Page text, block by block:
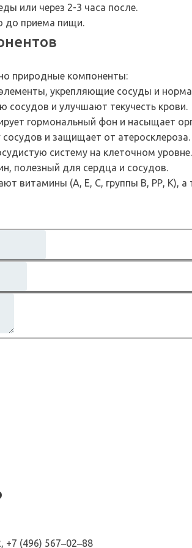
или через 2-3 часа после.
до приема пищи.
природные компоненты:
укрепляющие сосуды и
сосудов и улучшают текучесть крови.
гормональный фон и насыщает
сосудов и защищает от атеросклероза.
систему на клеточном уровне.
полезный для сердца и сосудов.
витамины (А, Е, С, группы В, РР, К), а
+7 (496) 567‒02‒88